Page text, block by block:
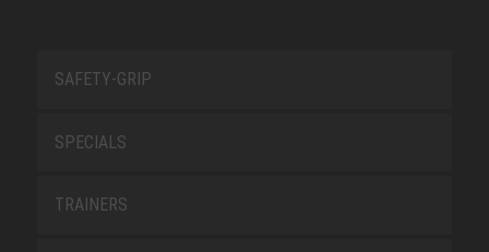
SAFETY-GRIP
SPECIALS
TRAINERS